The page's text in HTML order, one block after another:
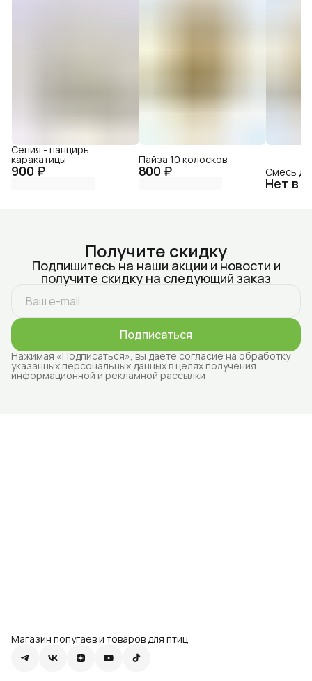
900 ₽
Сепия - панцирь
каракатицы
800 ₽
Пайза 10 колосков
Нет в
Смесь
Получите скидку
Подпишитесь на наши акции и новости и
получите скидку на следующий заказ
Подписаться
Нажимая «Подписаться», вы даете согласие на обработку
указанных персональных данных в целях получения
информационной и рекламной рассылки
Магазин попугаев и товаров для птиц